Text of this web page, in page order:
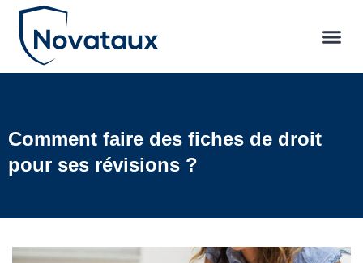
Comment faire des fiches de droit
pour ses révisions ?